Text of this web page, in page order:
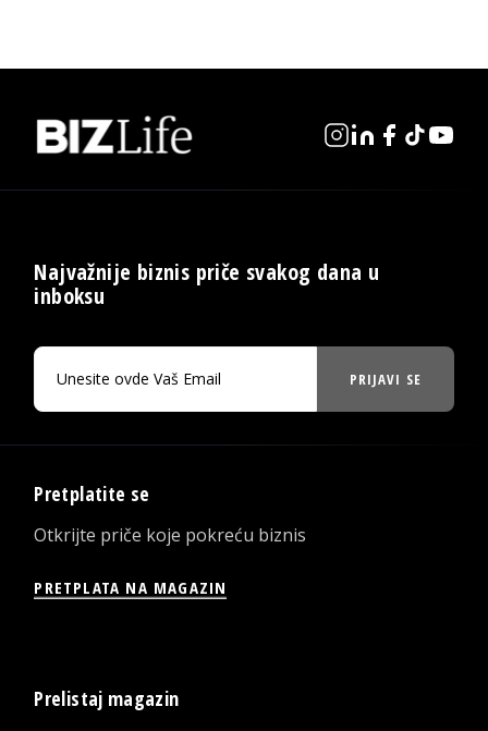
Najvažnije biznis priče svakog dana u
inboksu
PRIJAVI SE
Pretplatite se
Otkrijte priče koje pokreću biznis
PRETPLATA NA MAGAZIN
Prelistaj magazin